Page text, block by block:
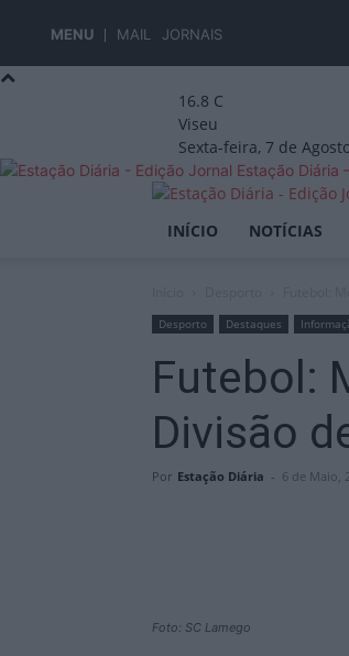
MENU MAIL JORNAIS
16.8 C
Viseu
Sexta-feira, 7 de
Estação Diária
INÍCIO NOTÍCIAS
Desporto Destaques
Futebol:
Divisão
Por Estação Diária - 6 de Maio,
Foto: SC Lamego